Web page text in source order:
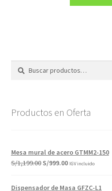
era:
Buscar
Buscar
Productos en Oferta
Mesa mural de acero GTMM2-150
S/1,199.00 El
original
S/999.00El
actual
IGV incluido
Dispensador de Masa GFZC-L1